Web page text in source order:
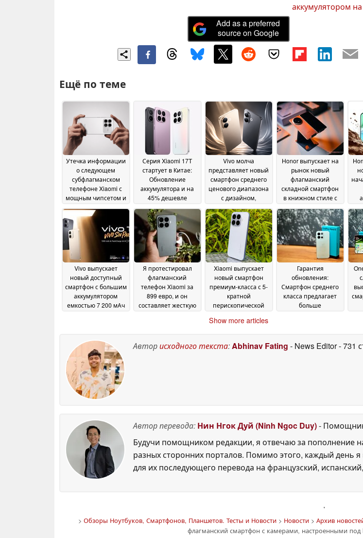
аккумулятором
Add as a preferred
source on Google
Ещё по теме
Утечка информации
о следующем
субфлагманском
телефоне Xiaomi с
мощным чипсетом и
185 Гц09 June 2026
Серия Xiaomi 17T
стартует в Китае:
Обновление
аккумулятора и на
45% дешевле
08 June 2026
Vivo молча
представляет новый
смартфон среднего
ценового диапазона
с дизайном,
iPhone 1706 June 2026
Honor выпускает на
рынок новый
флагманский
складной смартфон
в книжном стиле с
дизайном04 June 2026
Vivo выпускает
новый доступный
смартфон с большим
аккумулятором
емкостью 7 200 мАч
Я протестировал
флагманский
телефон Xiaomi за
899 евро, и он
составляет жесткую
Xiaomi выпускает
новый смартфон
премиум-класса с 5-
кратной
перископической
аккумулятором на 6
Гарантия
обновления:
Смартфон среднего
класса предлагает
больше
May 2026
Show more articles
Авторисходного текста:Abhinav Fating - News Editor- 731
Автор перевода: Нин Нгок Дуй (Ninh Ngoc Duy)-
Будучи помощником редакции, я отвечаю за пополнение
разных сторонних порталов. Помимо этого, каждый день
для их последующего перевода на французский,
'
> Обзоры Ноутбуков, Смартфонов, Планшетов. Тесты и Новости > Новости > Архив
флагманский смартфон с камерами, настроенными под